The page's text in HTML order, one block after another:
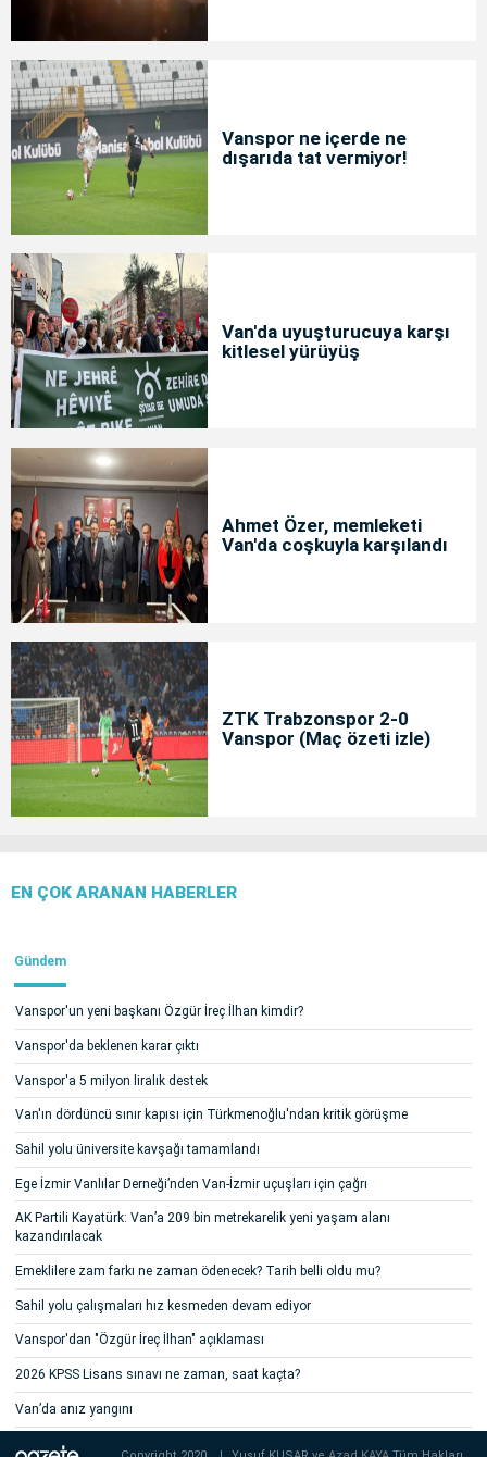
Vanspor ne içerde ne
dışarıda tat vermiyor!
Van'da uyuşturucuya karşı
kitlesel yürüyüş
Ahmet Özer, memleketi
Van'da coşkuyla karşılandı
ZTK Trabzonspor 2-0
Vanspor (Maç özeti izle)
EN ÇOK ARANAN HABERLER
Gündem
Vanspor'un yeni başkanı Özgür İreç İlhan kimdir?
Vanspor'da beklenen karar çıktı
Vanspor'a 5 milyon liralık destek
Van'ın dördüncü sınır kapısı için Türkmenoğlu'ndan kritik görüşme
Sahil yolu üniversite kavşağı tamamlandı
Ege İzmir Vanlılar Derneği’nden Van-İzmir uçuşları için çağrı
AK Partili Kayatürk: Van’a 209 bin metrekarelik yeni yaşam alanı
kazandırılacak
Emeklilere zam farkı ne zaman ödenecek? Tarih belli oldu mu?
Sahil yolu çalışmaları hız kesmeden devam ediyor
Vanspor'dan "Özgür İreç İlhan" açıklaması
2026 KPSS Lisans sınavı ne zaman, saat kaçta?
Van’da anız yangını